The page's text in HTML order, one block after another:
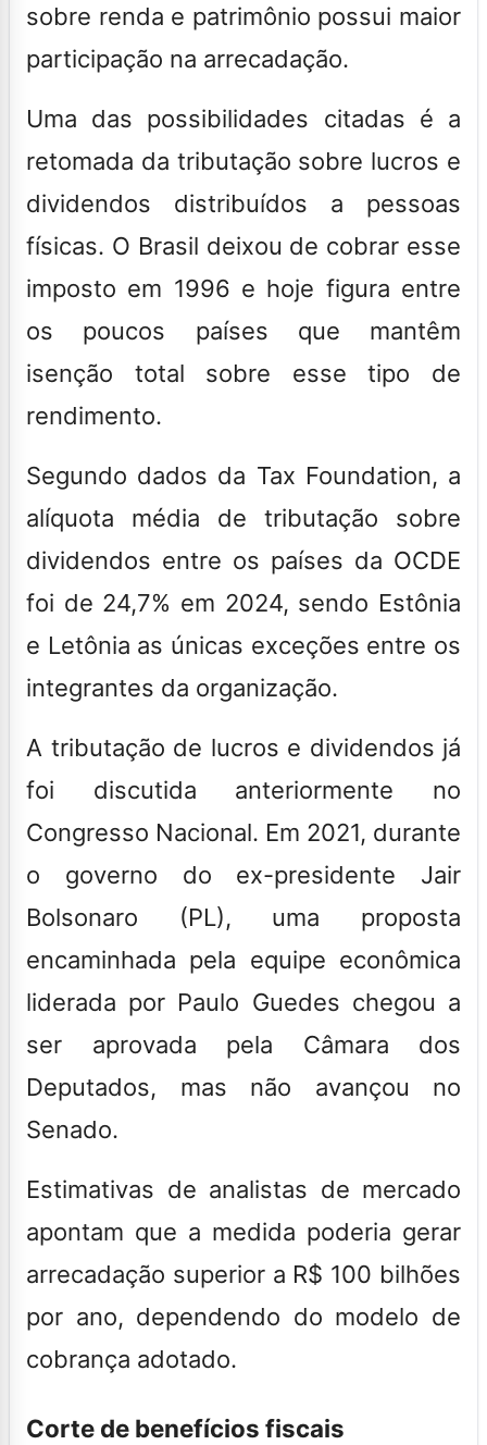
sobre renda e patrimônio possui maior
participação na arrecadação.
Uma das possibilidades citadas é a
retomada da tributação sobre lucros e
dividendos distribuídos a pessoas
físicas. O Brasil deixou de cobrar esse
imposto em 1996 e hoje figura entre
os poucos países que mantêm
isenção total sobre esse tipo de
rendimento.
Segundo dados da Tax Foundation, a
alíquota média de tributação sobre
dividendos entre os países da OCDE
foi de 24,7% em 2024, sendo Estônia
e Letônia as únicas exceções entre os
integrantes da organização.
A tributação de lucros e dividendos já
foi discutida anteriormente no
Congresso Nacional. Em 2021, durante
o governo do ex-presidente Jair
Bolsonaro (PL), uma proposta
encaminhada pela equipe econômica
liderada por Paulo Guedes chegou a
ser aprovada pela Câmara dos
Deputados, mas não avançou no
Senado.
Estimativas de analistas de mercado
apontam que a medida poderia gerar
arrecadação superior a R$ 100 bilhões
por ano, dependendo do modelo de
cobrança adotado.
Corte de benefícios fiscais